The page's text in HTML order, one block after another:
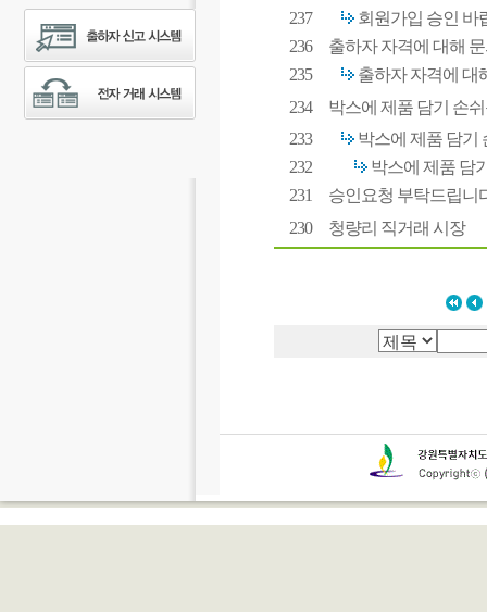
237
회원가입 승인 바
236
출하자 자격에 대해
235
출하자 자격에 대
234
박스에 제품 담기 손
233
박스에 제품 담기
232
박스에 제품 담
231
승인요청 부탁드립니
230
청량리 직거래 시장